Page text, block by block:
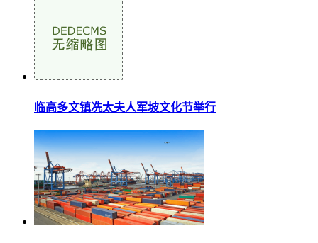
临高多文镇冼太夫人军坡文化节举行